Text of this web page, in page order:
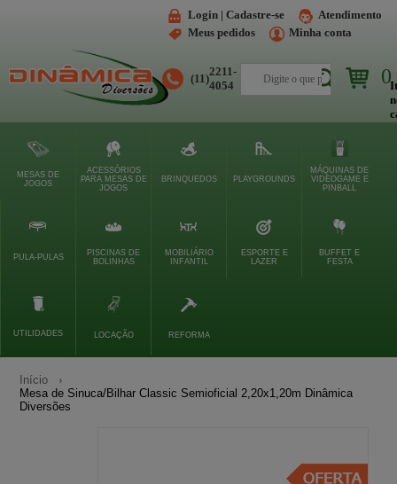
Login | Cadastre-se
Atendimento
Meus pedidos
Minha conta
(11)
2211-
4054
Buscar 0
MESAS DE
JOGOS
ACESSÓRIOS
PARA MESAS DE
JOGOS
BRINQUEDOS PLAYGROUNDS
MÁQUINAS DE
VIDEOGAME E
PINBALL
PULA-PULAS
PISCINAS DE
BOLINHAS
MOBILIÁRIO
INFANTIL
ESPORTE E
LAZER
BUFFET E
FESTA
UTILIDADES LOCAÇÃO REFORMA
Início
Mesa de Sinuca/Bilhar Classic Semioficial 2,20x1,20m Dinâmica
Diversões